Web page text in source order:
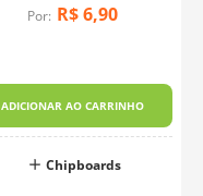
Por: R$ 6,90
ADICIONAR AO CARRINHO
Chipboards